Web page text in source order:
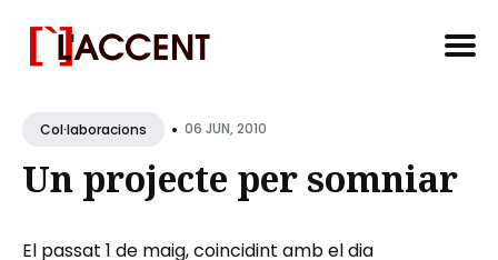
forCol·laboracions • 06 JUN, 2010
Un projecte per somniar
El passat 1 de maig, coincidint amb el dia